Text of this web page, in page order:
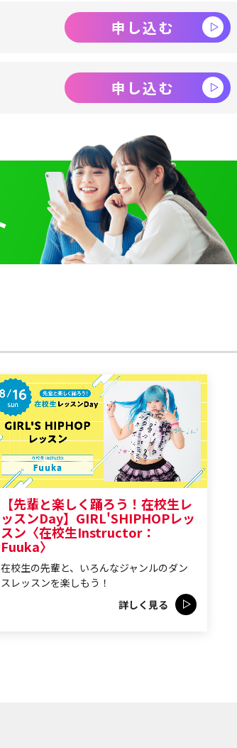
申し込む
申し込む
【先輩と楽しく踊ろう！在校生レ
ッスンDay】GIRL'SHIPHOPレッ
スン〈在校生Instructor：
Fuuka〉
在校生の先輩と、いろんなジャンルのダン
スレッスンを楽しもう！
詳しく見る